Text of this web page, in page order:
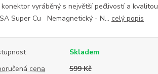
vyráběný s největší pečlivostí a
Super Cu Nemagnetický - N... celý popis
Skladem
cena
599 Kč